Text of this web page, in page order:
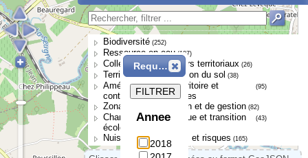
Biodiversité (252)
Ressource en eau (107)
Collectivités et acteurs territoriaux (26)
Territoires et occupation du sol (38)
Aménagement du territoire et
continuités écologiques
(95)
Zonages de protection et de gestion (82)
Changement climatique et transition
écologique
(43)
Nuisances, pressions et risques (165)
Requête
Annee
2018
FILTRER